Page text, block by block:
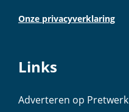
Onze privacyverklaring
Links
Adverteren op Pretwerk